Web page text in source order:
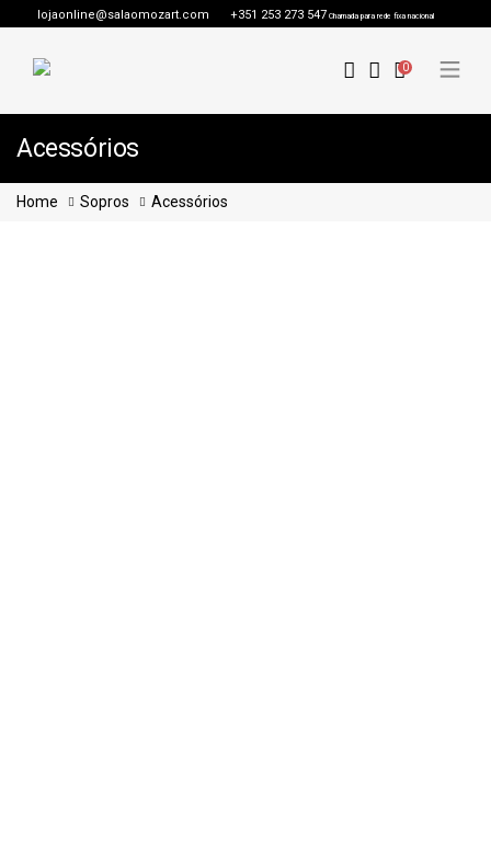
lojaonline@salaomozart.com +351 253 273 547 Chamada para rede fixa nacional
0
Acessórios
Home Sopros Acessórios